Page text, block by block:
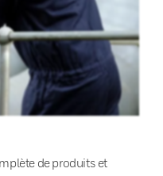
de produits et